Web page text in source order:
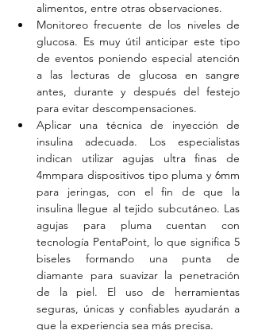
alimentos, entre otras observaciones.
Monitoreo frecuente de los niveles de
glucosa. Es muy útil anticipar este tipo
de eventos poniendo especial atención
a las lecturas de glucosa en sangre
antes, durante y después del festejo
para evitar descompensaciones.
Aplicar una técnica de inyección de
insulina adecuada. Los especialistas
indican utilizar agujas ultra finas de
4mmpara dispositivos tipo pluma y 6mm
para jeringas, con el fin de que la
insulina llegue al tejido subcutáneo. Las
agujas para pluma cuentan con
tecnología PentaPoint, lo que significa 5
biseles formando una punta de
diamante para suavizar la penetración
de la piel. El uso de herramientas
seguras, únicas y confiables ayudarán a
que la experiencia sea más precisa.